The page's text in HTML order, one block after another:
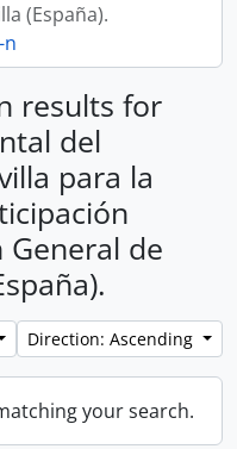
(España).
results for
del
para la
General de
Direction: Ascending
your search.